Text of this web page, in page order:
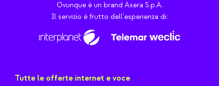
Ovunque è un brand Axera S.p.A.
Il servizio è frutto dell'esperienza di:
Tutte le offerte internet e voce